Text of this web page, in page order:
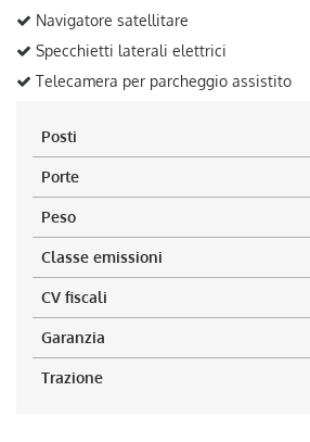
Navigatore satellitare
Specchietti laterali elettrici
Telecamera per parcheggio assistito
Posti
Porte
Peso
Classe emissioni
CV fiscali
Garanzia
Trazione